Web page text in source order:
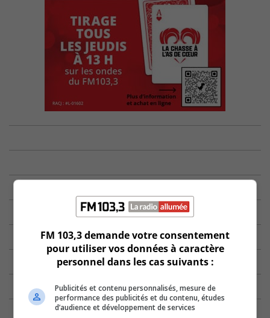
FM 103,3 demande votre consentement
pour utiliser vos données à caractère
personnel dans les cas suivants :
Publicités et contenu personnalisés, mesure de
performance des publicités et du contenu, études
d’audience et développement de services